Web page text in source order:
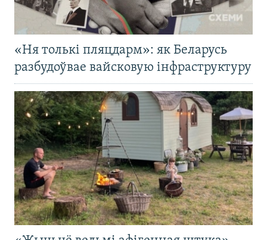
«Ня толькі пляцдарм»: як Беларусь
разбудоўвае вайсковую інфраструктуру